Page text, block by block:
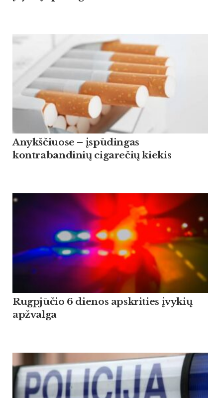
Anykščiuose – įspūdingas
kontrabandinių cigarečių kiekis
Rugpjūčio 6 dienos apskrities įvykių
apžvalga